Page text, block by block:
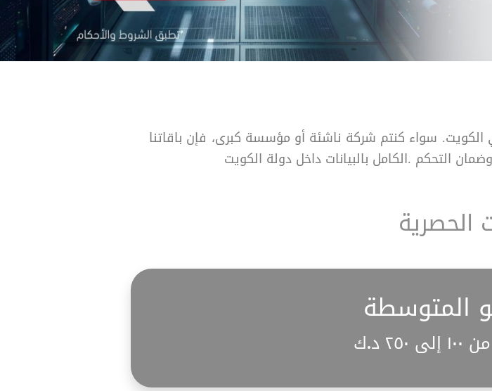
سواء كنتم شركة ناشئة أو مؤسسة كبرى، فإن باقاتنا
التحكم .الكامل بالبيانات داخل دولة الكويت
الحصرية
المتوسطة
د.ك